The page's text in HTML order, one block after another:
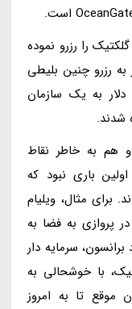
ویرجین گلکتیک را رزرو نموده
به رزرو چنین بلیطی
شد. شاهاف و دخترش نیز با اهدای 10 دلار به یک سازمان
شدند.
هم به خاطر نقاط
باری نبود که
مثال، ویلیام
شتنر، بازیگر پیشتازان فضا در سال 2021 در پروازی به فضا به
سرمایه دار
با خوشحالی به
تا به امروز